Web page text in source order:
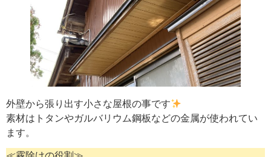
外壁から張り出す小さな屋根の事です
素材はトタンやガルバリウム鋼板などの金属が使われてい
ます。